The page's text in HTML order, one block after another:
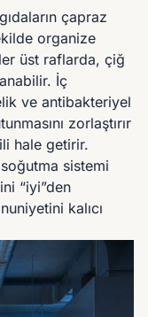
çapraz
organize
üst raflarda, çiğ
İç
ve antibakteriyel
zorlaştırır
hale getirir.
sistemi
“iyi”den
kalıcı